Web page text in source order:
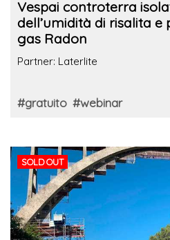
Vespai controterra
dell’umidità di risalita e
gas Radon
Partner: Laterlite
#gratuito #webinar
SOLD OUT